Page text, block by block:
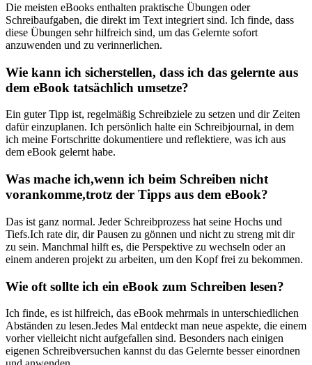
Die meisten eBooks enthalten ​praktische Übungen oder
Schreibaufgaben, die direkt im ⁣Text integriert sind. Ich finde, dass
diese Übungen sehr⁢ hilfreich sind, um das Gelernte sofort
anzuwenden ⁣und zu verinnerlichen.
Wie kann ich ⁤sicherstellen, dass ich das gelernte aus
dem eBook tatsächlich umsetze?
Ein ⁢guter Tipp ist, regelmäßig Schreibziele zu setzen und⁤ dir​ Zeiten
dafür einzuplanen. Ich persönlich halte ein Schreibjournal, in dem
ich meine Fortschritte dokumentiere und reflektiere, was ich aus⁢
dem eBook gelernt ⁣habe.
Was mache ich,wenn ich beim Schreiben nicht
vorankomme,trotz der Tipps aus dem eBook?
Das ist ganz normal. Jeder⁢ Schreibprozess ‌hat seine Hochs und⁤
Tiefs.Ich rate dir, dir Pausen zu‌ gönnen und nicht zu streng mit dir
zu sein. Manchmal hilft es,‌ die Perspektive‌ zu​ wechseln oder an
einem anderen projekt zu arbeiten, um den Kopf frei zu bekommen.
Wie oft sollte ich ein eBook zum Schreiben lesen?
Ich finde, es ist hilfreich, das eBook ⁢mehrmals in unterschiedlichen
Abständen zu‍ lesen.Jedes Mal entdeckt⁢ man neue aspekte, die einem
vorher​ vielleicht nicht aufgefallen sind. Besonders nach einigen
eigenen Schreibversuchen kannst du das Gelernte besser einordnen